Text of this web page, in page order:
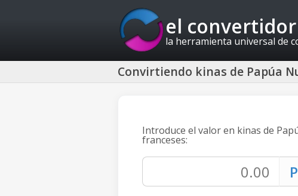
el convertidor
la herramienta universal de
Convirtiendo kinas de Papúa
Introduce el valor en kinas de
franceses: